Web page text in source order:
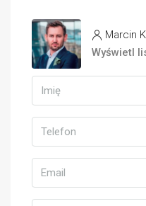
Marcin
Wyświetl